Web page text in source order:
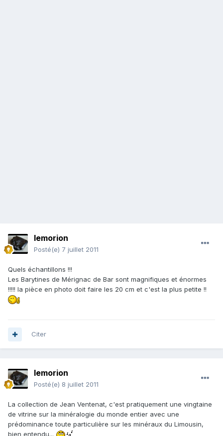
lemorion
Posté(e) 7 juillet 2011
Quels échantillons !!!
Les Barytines de Mérignac de Bar sont magnifiques et énormes
!!!!! la pièce en photo doit faire les 20 cm et c'est la plus petite !!
Citer
lemorion
Posté(e) 8 juillet 2011
La collection de Jean Ventenat, c'est pratiquement une vingtaine
de vitrine sur la minéralogie du monde entier avec une
prédominance toute particulière sur les minéraux du Limousin,
bien entendu...